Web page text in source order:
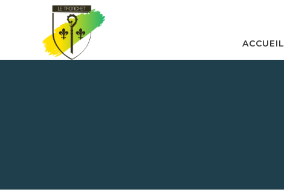
ACCUEIL